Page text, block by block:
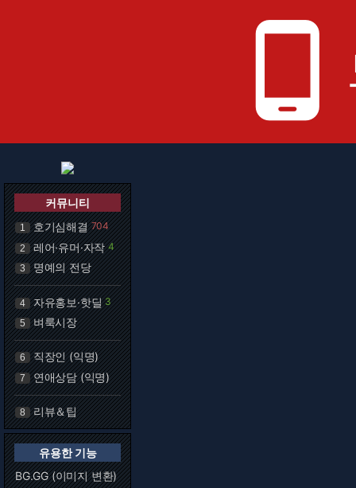
phone_android
커뮤니티
1 호기심해결 704
2 레어·유머·자작 4
3 명예의 전당
4 자유홍보·핫딜 3
5 벼룩시장
6 직장인 (익명)
7 연애상담 (익명)
8 리뷰＆팁
유용한 기능
BG.GG (이미지 변환)